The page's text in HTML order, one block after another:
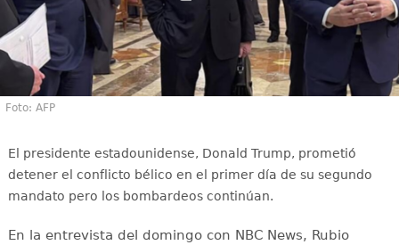
Foto: AFP
El presidente estadounidense, Donald Trump, prometió
detener el conflicto bélico en el primer día de su segundo
mandato pero los bombardeos continúan.
En la entrevista del domingo con NBC News, Rubio